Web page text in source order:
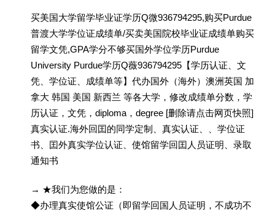
买美国大学留学毕业证学历Q微936794295,购买Purdue
普渡大学学位证成绩单/买卖美国院校毕业证成绩单购买
留学文凭,GPA学分不够买国外学位学历Purdue
University Purdue学历Q薇936794295【学历认证、文
凭、学位证、成绩单等】代办国外（海外）澳洲英国 加
拿大 韩国 美国 新西兰 等各大学，修改成绩单分数，学
历认证，文凭，diploma，degree [删除请点击网页快照]
真实认证.海外回囯的同学定制、真实认证、、学位证
书、囯外真实学位认证、使馆留学回囯人员证明、录取
通知书
→ ★我们为您做的是：
◆办理真实使馆公证（即留学回国人员证明，不成功不